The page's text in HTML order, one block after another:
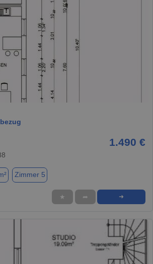
1.490 €
Zimmer 5
★ ➦ ➜